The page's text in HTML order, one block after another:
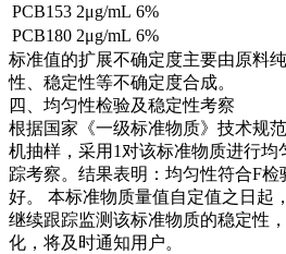
PCB153 2μg/mL 6%
PCB180 2μg/mL 6%
标准值的扩展不确定度主要由原料
性、稳定性等不确定度合成。
四、均匀性检验及稳定性考察
根据国家《一级标准物质》技术规
机抽样，采用1对该标准物质进行均
踪考察。结果表明：均匀性符合F检
好。 本标准物质量值自定值之日起
继续跟踪监测该标准物质的稳定性
化，将及时通知用户。